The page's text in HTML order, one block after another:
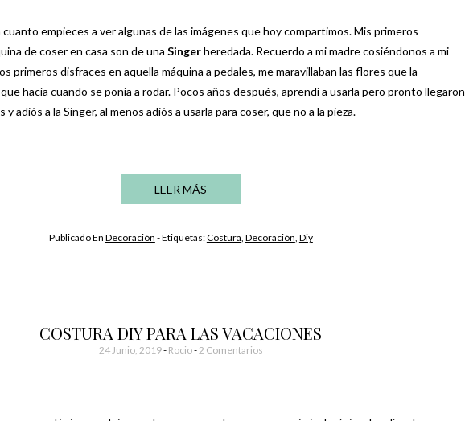
empieces a ver algunas de las imágenes que hoy compartimos. Mis primeros
de coser en casa son de una Singerheredada. Recuerdo a mi madre cosiéndonos a mi
primeros disfraces en aquella máquina a pedales, me maravillaban las flores que la
hacía cuando se ponía a rodar. Pocos años después, aprendí a usarla pero pronto llegaron
y adiós a la Singer, al menos adiós a usarla para coser, que no a la pieza.
LEER MÁS
Publicado En Decoración - Etiquetas:Costura, Decoración, Diy
COSTURA DIY PARA LAS VACACIONES
24 Junio, 2019- Rocio 2 Comentarios